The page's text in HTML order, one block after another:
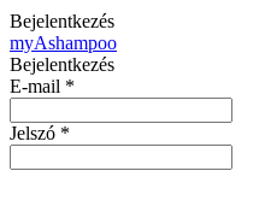
Bejelentkezés
myAshampoo
Bejelentkezés
E-mail *
Jelszó *